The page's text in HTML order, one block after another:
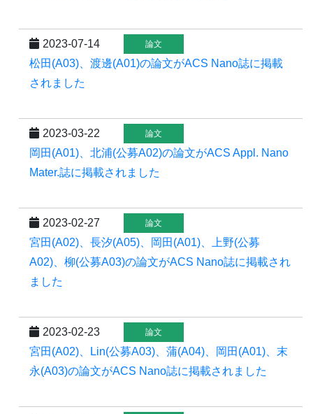
2023-07-14 論文
松田(A03)、渡邊(A01)の論文がACS Nano誌に掲載
されました
2023-03-22 論文
岡田(A01)、北浦(公募A02)の論文がACS Appl. Nano
Mater.誌に掲載されました
2023-02-27 論文
宮田(A02)、長汐(A05)、岡田(A01)、上野(公募
A02)、柳(公募A03)の論文がACS Nano誌に掲載され
ました
2023-02-23 論文
宮田(A02)、Lin(公募A03)、蒲(A04)、岡田(A01)、末
永(A03)の論文がACS Nano誌に掲載されました